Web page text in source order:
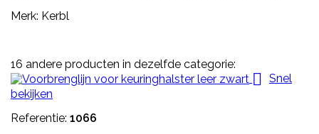
Merk: Kerbl
16 andere producten in dezelfde categorie:
 Snel
bekijken
Referentie: 1066